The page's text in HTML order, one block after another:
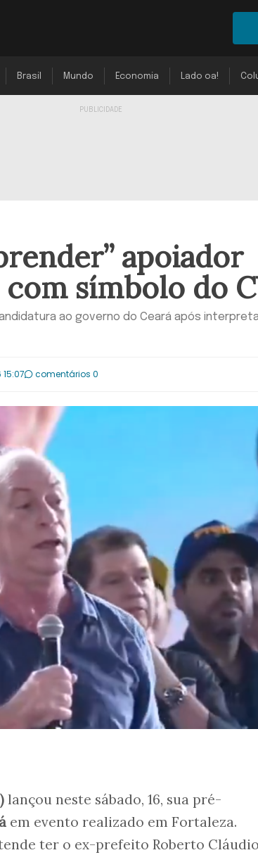
Brasil Mundo Economia Lado oa!
apoiador
símbolo do
ao governo do Ceará após
comentários 0
lançou neste sábado, 16, sua pré-
em evento realizado em Fortaleza.
ter o ex-prefeito Roberto